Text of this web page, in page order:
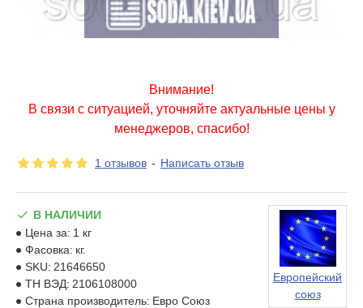
Внимание!
В связи с ситуацией, уточняйте актуальные цены у
менеджеров, спасибо!
1 отзывов - Написать отзыв
В НАЛИЧИИ
Цена за: 1 кг
Фасовка: кг.
SKU: 21646650
ТН ВЭД: 2106108000
Страна производитель: Евро Союз
Европейский
союз